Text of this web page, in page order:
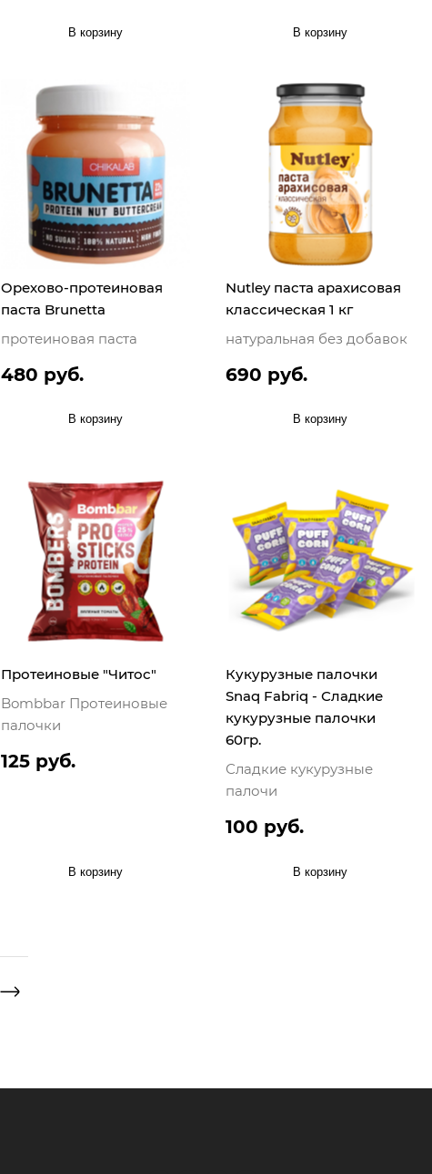
В корзину В корзину
Oрехово-протеиновая
паста Brunetta
протеиновая паста
480 руб.
В корзину
Nutley паста арахисовая
классическая 1 кг
натуральная без добавок
690 руб.
В корзину
Протеиновые "Читос"
Bombbar Протеиновые
палочки
125 руб.
В корзину
Кукурузные палочки
Snaq Fabriq - Сладкие
кукурузные палочки
60гр.
Сладкие кукурузные
палочи
100 руб.
В корзину